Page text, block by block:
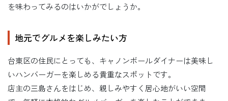
を味わってみるのはいかがでしょうか。
地元でグルメを楽しみたい方
台東区の住民にとっても、キャノンボールダイナーは美味し
いハンバーガーを楽しめる貴重なスポットです。
店主の三島さんをはじめ、親しみやすく居心地がいい空間